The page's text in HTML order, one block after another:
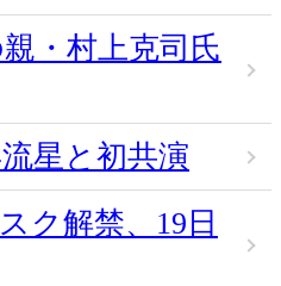
・村上克司氏
星と初共演
ク解禁、19日